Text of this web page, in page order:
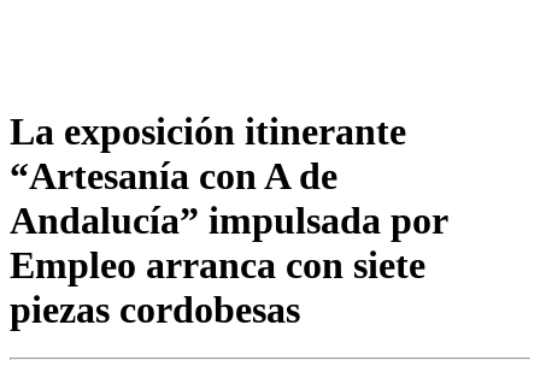
La exposición itinerante
“Artesanía con A de
Andalucía” impulsada por
Empleo arranca con siete
piezas cordobesas